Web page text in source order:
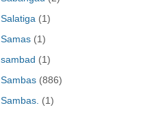
Salatiga (1)
Samas (1)
sambad (1)
Sambas (886)
Sambas. (1)